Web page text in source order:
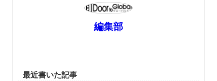
編集部
最近書いた記事